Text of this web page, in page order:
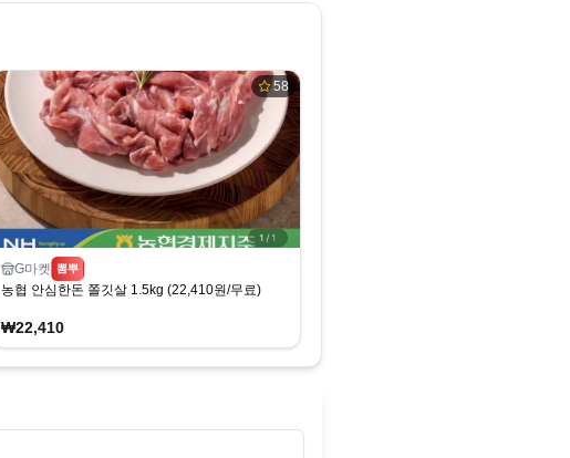
58
G마켓 뽐뿌
농협 안심한돈 쫄깃살 1.5kg (22,410원/무료)
₩22,410